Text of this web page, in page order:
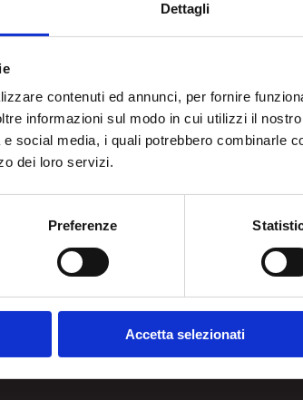
Dettagli
contenuti ed annunci, per fornire
informazioni sul modo in cui utilizzi il
social media, i quali potrebbero combinarle
dei loro servizi.
Preferenze
Accetta selezionati